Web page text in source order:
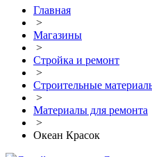
Главная
>
Магазины
>
Стройка и ремонт
>
Строительные
>
Материалы для ремонта
>
Океан Красок